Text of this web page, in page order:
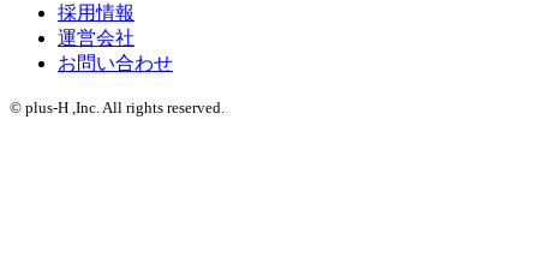
採用情報
運営会社
お問い合わせ
© plus-H ,Inc. All rights reserved.